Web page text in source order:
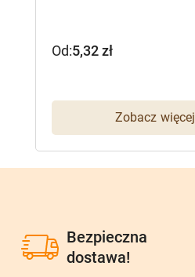
Zobacz więcej
Od:5,32zł
Bezpieczna
dostawa!